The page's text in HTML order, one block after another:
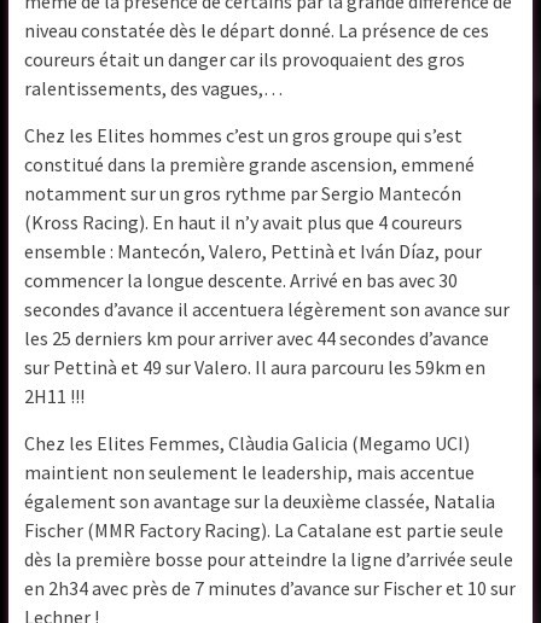
niveau constatée dès le départ donné. La présence de ces
coureurs était un danger car ils provoquaient des gros
ralentissements, des vagues,…
Chez les Elites hommes c’est un gros groupe qui s’est
constitué dans la première grande ascension, emmené
notamment sur un gros rythme par Sergio Mantecón
(Kross Racing). En haut il n’y avait plus que 4 coureurs
ensemble : Mantecón, Valero, Pettinà et Iván Díaz, pour
commencer la longue descente. Arrivé en bas avec 30
secondes d’avance il accentuera légèrement son avance sur
les 25 derniers km pour arriver avec 44 secondes d’avance
sur Pettinà et 49 sur Valero. Il aura parcouru les 59km en
2H11 !!!
Chez les Elites Femmes, Clàudia Galicia (Megamo UCI)
maintient non seulement le leadership, mais accentue
également son avantage sur la deuxième classée, Natalia
Fischer (MMR Factory Racing). La Catalane est partie seule
dès la première bosse pour atteindre la ligne d’arrivée seule
en 2h34 avec près de 7 minutes d’avance sur Fischer et 10 sur
Lechner !